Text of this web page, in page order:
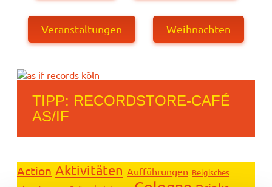
Veranstaltungen Weihnachten
TIPP: RECORDSTORE-CAFÉ
AS/IF
Action Aktivitäten Aufführungen Belgisches